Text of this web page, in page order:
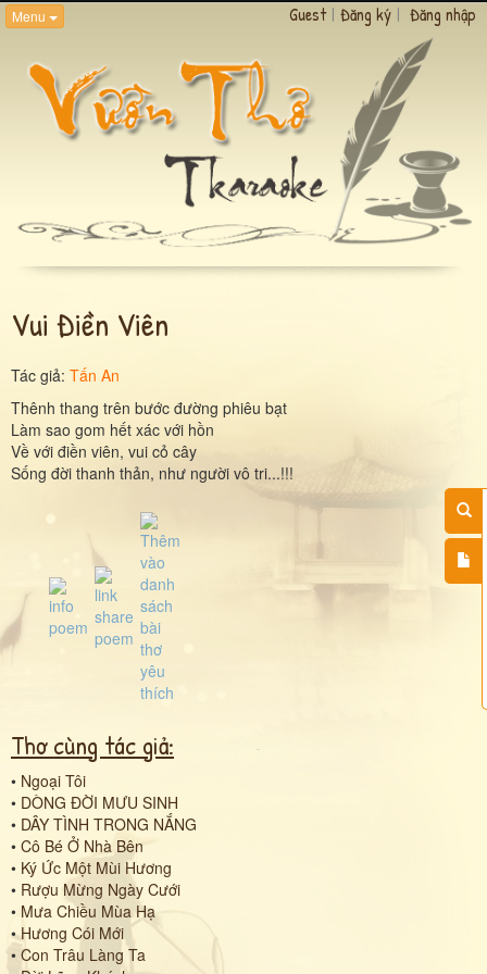
Menu Guest | Đăng ký | Đăng nhập
Vui Điền Viên
Tác giả: Tấn An
Thênh thang trên bước đường phiêu bạt
Làm sao gom hết xác với hồn
Về với điền viên, vui cỏ cây
Sống đời thanh thản, như người vô tri...!!!
Thơ cùng tác giả:
• Ngoại Tôi
• DÒNG ĐỜI MƯU SINH
• DÂY TÌNH TRONG NẮNG
• Cô Bé Ở Nhà Bên
• Ký Ức Một Mùi Hương
• Rượu Mừng Ngày Cưới
• Mưa Chiều Mùa Hạ
•Hương Cói Mới
• Con Trâu Làng Ta